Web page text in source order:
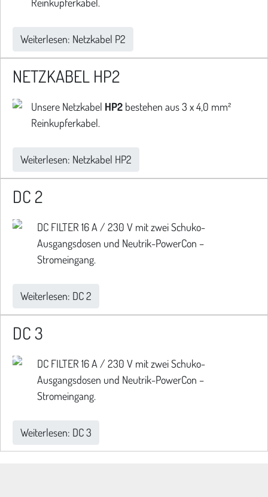
Weiterlesen: Netzkabel P2
NETZKABEL HP2
Unsere Netzkabel HP2 bestehen aus 3 x 4,0 mm²
Reinkupferkabel.
Weiterlesen: Netzkabel HP2
DC 2
DC FILTER 16 A / 230 V mit zwei Schuko-
Ausgangsdosen und Neutrik-PowerCon –
Stromeingang.
Weiterlesen: DC 2
DC 3
DC FILTER 16 A / 230 V mit zwei Schuko-
Ausgangsdosen und Neutrik-PowerCon –
Stromeingang.
Weiterlesen: DC 3